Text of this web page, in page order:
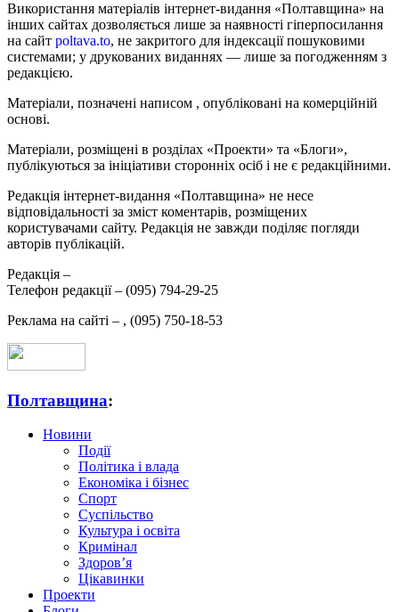
Використання матеріалів інтернет-видання «Полтавщина» на
інших сайтах дозволяється лише за наявності гіперпосилання
на сайт poltava.to, не закритого для індексації пошуковими
системами; у друкованих виданнях — лише за погодженням з
редакцією.
Матеріали, позначені написом , опубліковані на комерційній
основі.
Матеріали, розміщені в розділах «Проекти» та «Блоги»,
публікуються за ініціативи сторонніх осіб і не є редакційними.
Редакція інтернет-видання «Полтавщина» не несе
відповідальності за зміст коментарів, розміщених
користувачами сайту. Редакція не завжди поділяє погляди
авторів публікацій.
Редакція –
Телефон редакції – (095) 794-29-25
Реклама на сайті – , (095) 750-18-53
Полтавщина:
Новини
Події
Політика і влада
Економіка і бізнес
Спорт
Суспільство
Культура і освіта
Кримінал
Здоров’я
Цікавинки
Проекти